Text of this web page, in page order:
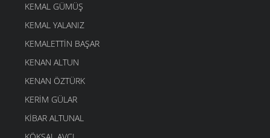
KEMAL GÜMÜŞ
KEMAL YALANIZ
KEMALETTIN BAŞAR
KENAN ALTUN
KENAN ÖZTÜRK
KERIM GÜLAR
KIBAR ALTUNAL